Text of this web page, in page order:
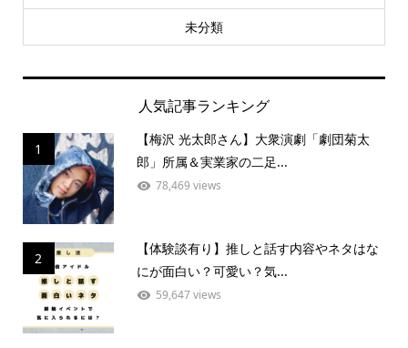
未分類
人気記事ランキング
1
【梅沢 光太郎さん】大衆演劇「劇団菊太
郎」所属＆実業家の二足...
78,469 views
2
【体験談有り】推しと話す内容やネタはな
にが面白い？可愛い？気...
59,647 views